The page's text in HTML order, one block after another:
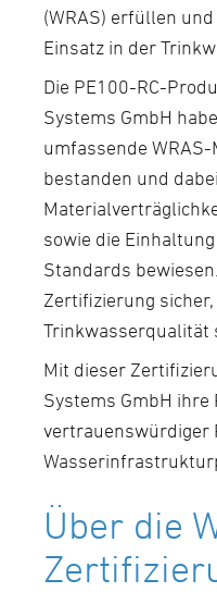
(WRAS) erfüllen
Einsatz in der
Die PE100-RC-
Systems GmbH
umfassende
bestanden und
sowie die
Standards
Zertifizierung
Trinkwasserqualität
Mit dieser
Systems GmbH ihre
vertrauenswürdiger
Über die